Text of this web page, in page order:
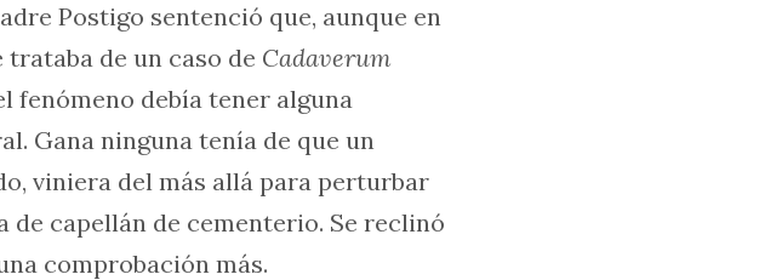
Postigo sentenció que, aunque en
de un caso de Cadaverum
fenómeno debía tener alguna
Gana ninguna tenía de que un
viniera del más allá para perturbar
capellán de cementerio. Se reclinó
comprobación más.